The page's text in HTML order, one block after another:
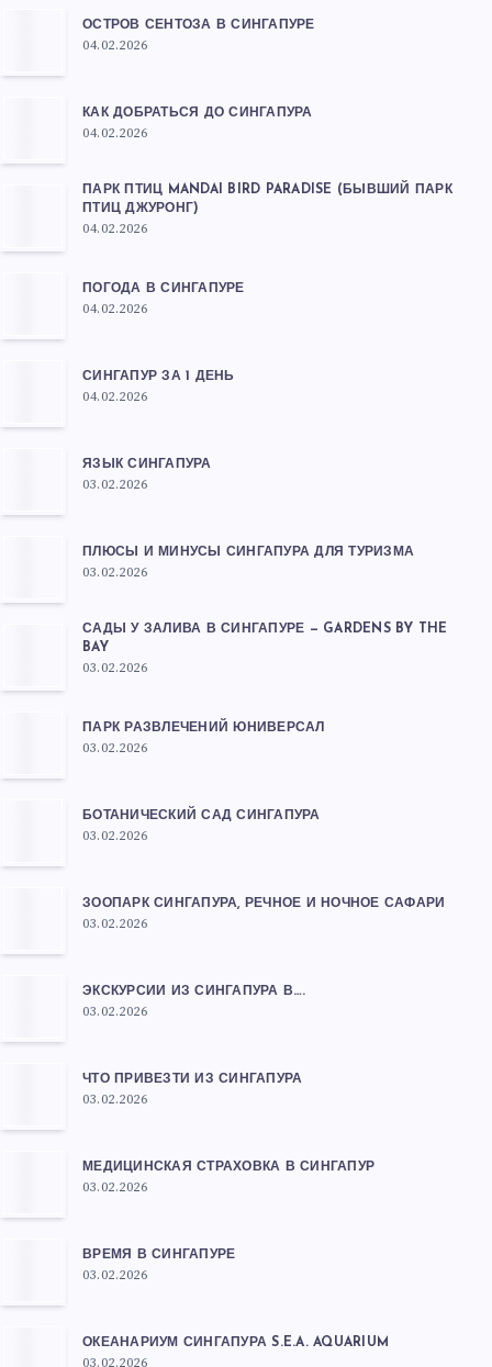
ОСТРОВ СЕНТОЗА В СИНГАПУРЕ
04.02.2026
КАК ДОБРАТЬСЯ ДО СИНГАПУРА
04.02.2026
ПАРК ПТИЦ MANDAI BIRD PARADISE (БЫВШИЙ ПАРК
ПТИЦ ДЖУРОНГ)
04.02.2026
ПОГОДА В СИНГАПУРЕ
04.02.2026
СИНГАПУР ЗА 1 ДЕНЬ
04.02.2026
ЯЗЫК СИНГАПУРА
03.02.2026
ПЛЮСЫ И МИНУСЫ СИНГАПУРА ДЛЯ ТУРИЗМА
03.02.2026
САДЫ У ЗАЛИВА В СИНГАПУРЕ — GARDENS BY THE
BAY
03.02.2026
ПАРК РАЗВЛЕЧЕНИЙ ЮНИВЕРСАЛ
03.02.2026
БОТАНИЧЕСКИЙ САД СИНГАПУРА
03.02.2026
ЗООПАРК СИНГАПУРА, РЕЧНОЕ И НОЧНОЕ САФАРИ
03.02.2026
ЭКСКУРСИИ ИЗ СИНГАПУРА В….
03.02.2026
ЧТО ПРИВЕЗТИ ИЗ СИНГАПУРА
03.02.2026
МЕДИЦИНСКАЯ СТРАХОВКА В СИНГАПУР
03.02.2026
ВРЕМЯ В СИНГАПУРЕ
03.02.2026
ОКЕАНАРИУМ СИНГАПУРА S.E.A. AQUARIUM
03.02.2026